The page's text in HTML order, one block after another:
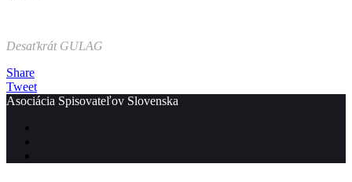
Desaťkrát GULAG
Share
Tweet
Asociácia Spisovateľov Slovenska